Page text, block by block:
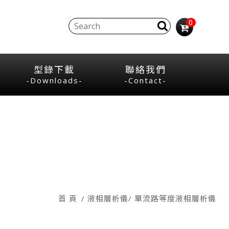
0
型錄下載
-Downloads-
聯絡我們
-Contact-
首 頁 液相層析儀 單流路等度液相層析儀